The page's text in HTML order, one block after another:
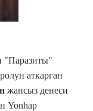
"Паразиты"
аткарган
жансыз денеси
Yonhap